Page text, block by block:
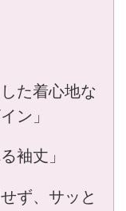
た着心地な
ン」
袖丈」
ず、サッと